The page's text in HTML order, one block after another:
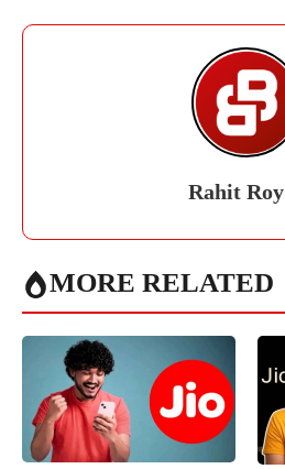
Rahit Roy
MORE RELATED